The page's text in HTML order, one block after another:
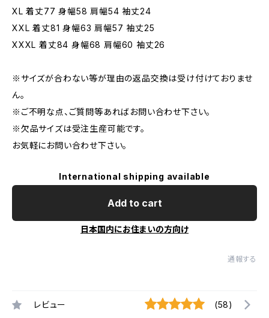
XL 着丈77 身幅58 肩幅54 袖丈24
XXL 着丈81 身幅63 肩幅57 袖丈25
XXXL 着丈84 身幅68 肩幅60 袖丈26
※サイズが合わない等が理由の返品交換は受け付けておりませ
ん。
※ご不明な点、ご質問等あればお問い合わせ下さい。
※欠品サイズは受注生産可能です。
お気軽にお問い合わせ下さい。
International shipping available
Add to cart
日本国内にお住まいの方向け
通報する
レビュー (58)